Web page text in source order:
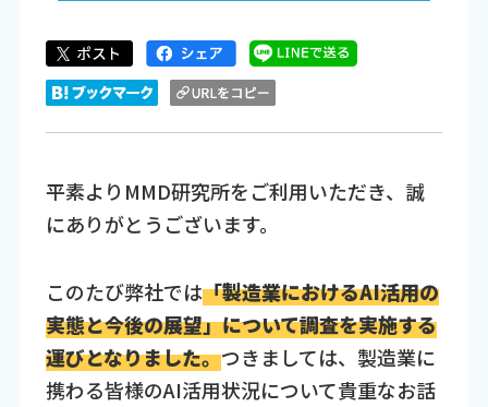
平素よりMMD研究所をご利用いただき、誠
にありがとうございます。
このたび弊社では「製造業におけるAI活用の
実態と今後の展望」について調査を実施する
運びとなりました。つきましては、製造業に
携わる皆様のAI活用状況について貴重なお話